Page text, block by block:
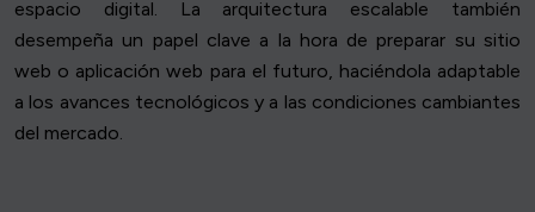
espacio digital. La arquitectura escalable también
desempeña un papel clave a la hora de preparar su sitio
web o aplicación web para el futuro, haciéndola adaptable
a los avances tecnológicos y a las condiciones cambiantes
del mercado.